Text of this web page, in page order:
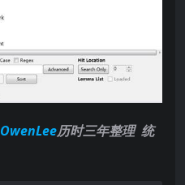
OwenLee历时三年整理 统